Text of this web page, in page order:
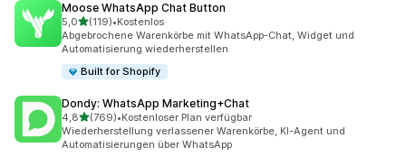
Moose WhatsApp Chat Button
5,0von 5 Sternen
(119)
119 Rezensionen insgesamt
•Kostenlos
Abgebrochene Warenkörbe mit WhatsApp-Chat, Widget und
Automatisierung wiederherstellen
Built for Shopify
Dondy: WhatsApp Marketing+Chat
4,8von 5 Sternen
(769)
769 Rezensionen insgesamt
•Kostenloser Plan verfügbar
Wiederherstellung verlassener Warenkörbe, KI-Agent und
Automatisierungen über WhatsApp